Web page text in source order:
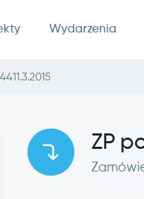
Wydarzenia
ZP